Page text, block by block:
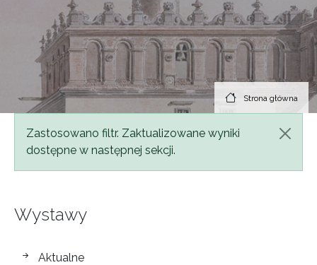
Strona główna
Komunikat
Zastosowano filtr. Zaktualizowane wyniki
dostępne w następnej sekcji.
Wystawy
wystawy
Aktualne